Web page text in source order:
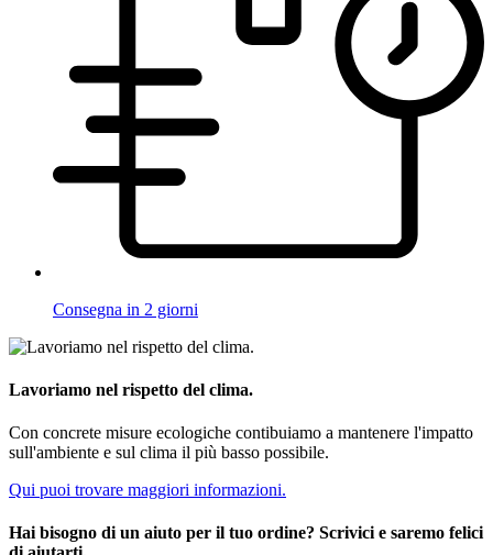
Consegna in 2 giorni
Lavoriamo nel rispetto del clima.
Con concrete misure ecologiche contibuiamo a mantenere l'impatto
sull'ambiente e sul clima il più basso possibile.
Qui puoi trovare maggiori informazioni.
Hai bisogno di un aiuto per il tuo ordine? Scrivici e saremo felici